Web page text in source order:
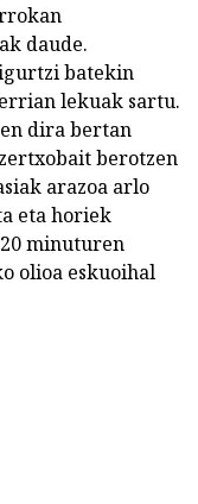
daude.
batekin
lekuak sartu.
dira bertan
berotzen
arazoa arlo
eta horiek
minuturen
olioa eskuoihal